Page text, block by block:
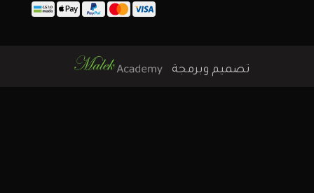
تصميم وبرمجة